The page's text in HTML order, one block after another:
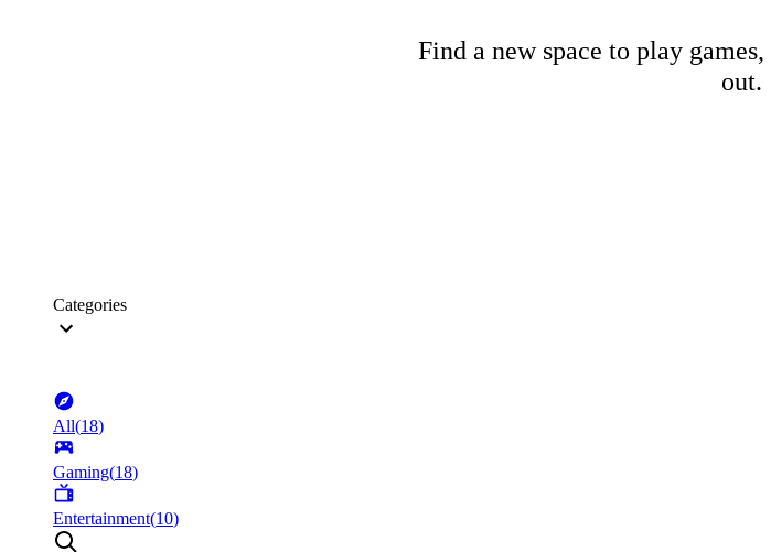
Find a new space to play
out.
Categories
All(18)
Gaming(18)
Entertainment(10)